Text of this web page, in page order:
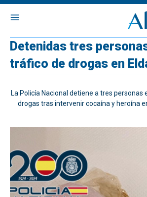
Detenidas tres
tráfico de drogas en
La Policía Nacional detiene a tres personas
drogas tras intervenir cocaína y heroína